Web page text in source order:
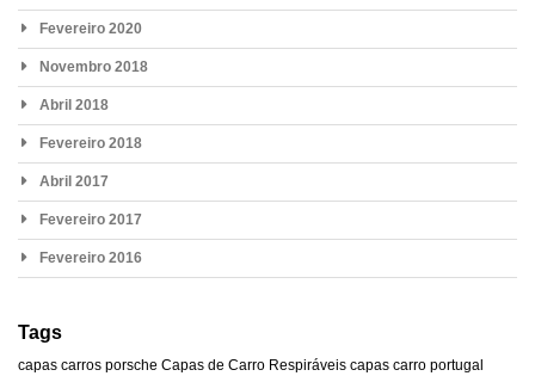
Fevereiro 2020
Novembro 2018
Abril 2018
Fevereiro 2018
Abril 2017
Fevereiro 2017
Fevereiro 2016
Tags
capas carros porsche Capas de Carro Respiráveis capas carro portugal